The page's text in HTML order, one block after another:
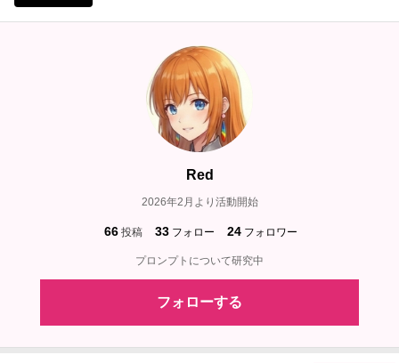
Red
2026年2月より活動開始
66 投稿 33 フォロー 24 フォロワー
プロンプトについて研究中
フォローする